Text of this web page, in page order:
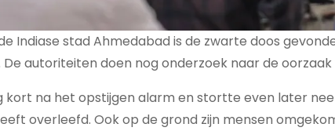
de Indiase stad Ahmedabad is de zwarte doos
autoriteiten doen nog onderzoek naar de
kort na het opstijgen alarm en stortte even later
overleefd. Ook op de grond zijn mensen